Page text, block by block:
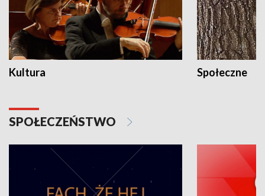
Kultura Społeczne
SPOŁECZEŃSTWO